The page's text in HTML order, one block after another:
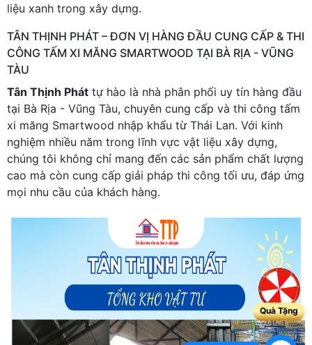
liệu xanh trong xây dựng.
TÂN THỊNH PHÁT – ĐƠN VỊ HÀNG ĐẦU CUNG CẤP & THI
CÔNG TẤM XI MĂNG SMARTWOOD TẠI BÀ RỊA - VŨNG
TÀU
Tân Thịnh Phát tự hào là nhà phân phối uy tín hàng đầu
tại Bà Rịa - Vũng Tàu, chuyên cung cấp và thi công tấm
xi măng Smartwood nhập khẩu từ Thái Lan. Với kinh
nghiệm nhiều năm trong lĩnh vực vật liệu xây dựng,
chúng tôi không chỉ mang đến các sản phẩm chất lượng
cao mà còn cung cấp giải pháp thi công tối ưu, đáp ứng
mọi nhu cầu của khách hàng.
Quà Tặng